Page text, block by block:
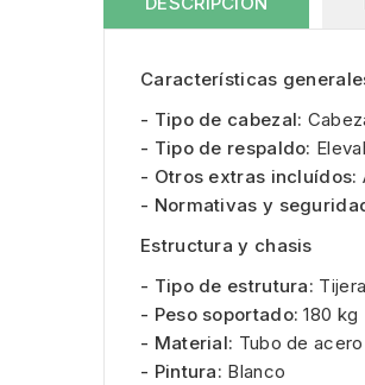
Características
- Tipo de cabezal:
- Tipo de respaldo:
- Otros extras incluídos:
- Normativas y
Estructura y chasis
- Tipo de estrutura:
- Peso soportado: 180 kg
- Material: Tubo de
- Pintura: Blanco